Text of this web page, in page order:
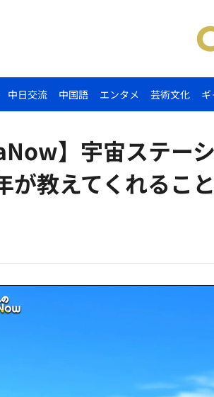
中日交流 中国語 エンタメ 芸術文化 ギ
】宇宙ステー
が教えてくれること